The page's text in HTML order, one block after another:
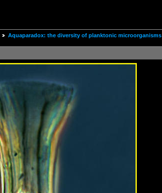
Aquaparadox: the diversity of planktonic microorganisms